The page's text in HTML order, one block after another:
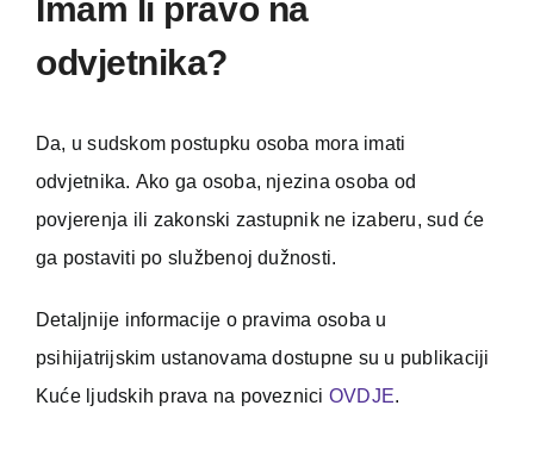
Imam li pravo na
odvjetnika?
Da, u sudskom postupku osoba mora imati
odvjetnika. Ako ga osoba, njezina osoba od
povjerenja ili zakonski zastupnik ne izaberu, sud će
ga postaviti po službenoj dužnosti.
Detaljnije informacije o pravima osoba u
psihijatrijskim ustanovama dostupne su u publikaciji
Kuće ljudskih prava na poveznici OVDJE.